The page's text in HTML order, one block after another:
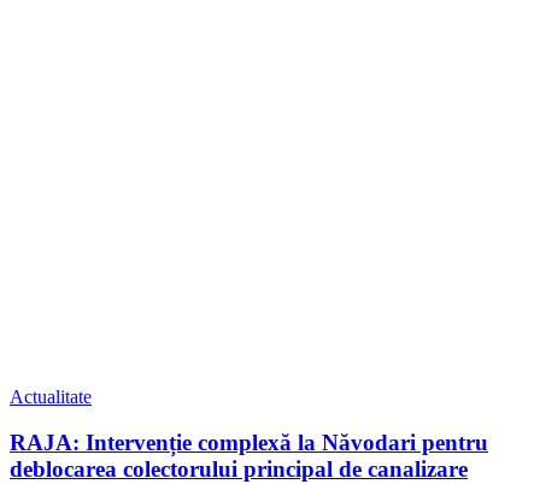
Actualitate
RAJA: Intervenție complexă la Năvodari pentru
deblocarea colectorului principal de canalizare